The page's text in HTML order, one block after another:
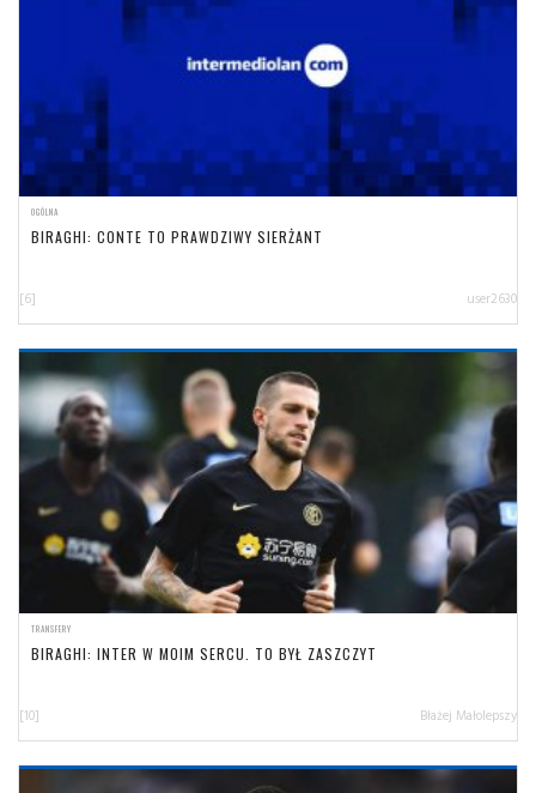
OGÓLNA
BIRAGHI: CONTE TO PRAWDZIWY SIERŻANT
[6] user2630
TRANSFERY
BIRAGHI: INTER W MOIM SERCU. TO BYŁ ZASZCZYT
[10] Błażej Małolepszy